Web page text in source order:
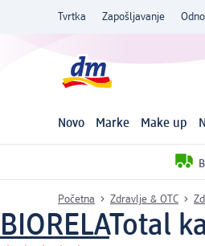
Tvrtka Zapošljavanje
Novo Marke Make up
Početna Zdravlje & OTC
BIORELATotal